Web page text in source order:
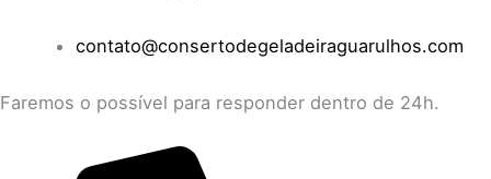
contato@consertodegeladeiraguarulhos.com
Faremos o possível para responder dentro de 24h.